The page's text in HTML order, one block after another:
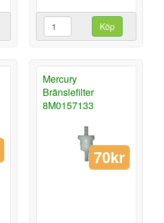
Köp
Mercury
Bränslefilter
8M0157133
70kr